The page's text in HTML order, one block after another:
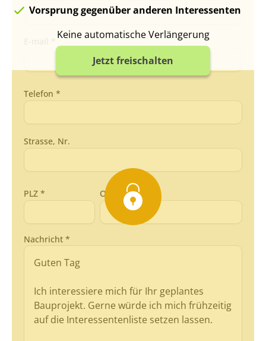
Vorsprung gegenüber anderen Interessenten
Keine automatische Verlängerung
Jetzt freischalten
Telefon *
Strasse, Nr.
PLZ * Ort *
Nachricht *